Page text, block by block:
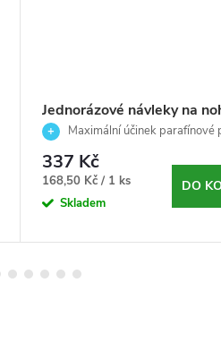
Jednorázové návleky na
ošetření parafínem -
1pár
Maximální účinek parafínové
337 Kč
Měrná
cena:
168,50 Kč / 1 ks
Skladem
DO